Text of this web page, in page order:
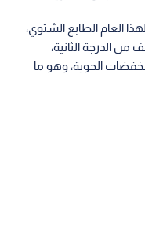
العام الطابع الشتوي،
الدرجة الثانية،
الجوية، وهو ما